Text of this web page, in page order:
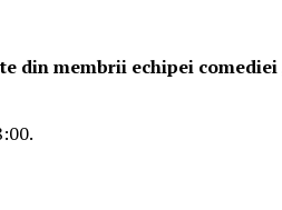
membrii echipei